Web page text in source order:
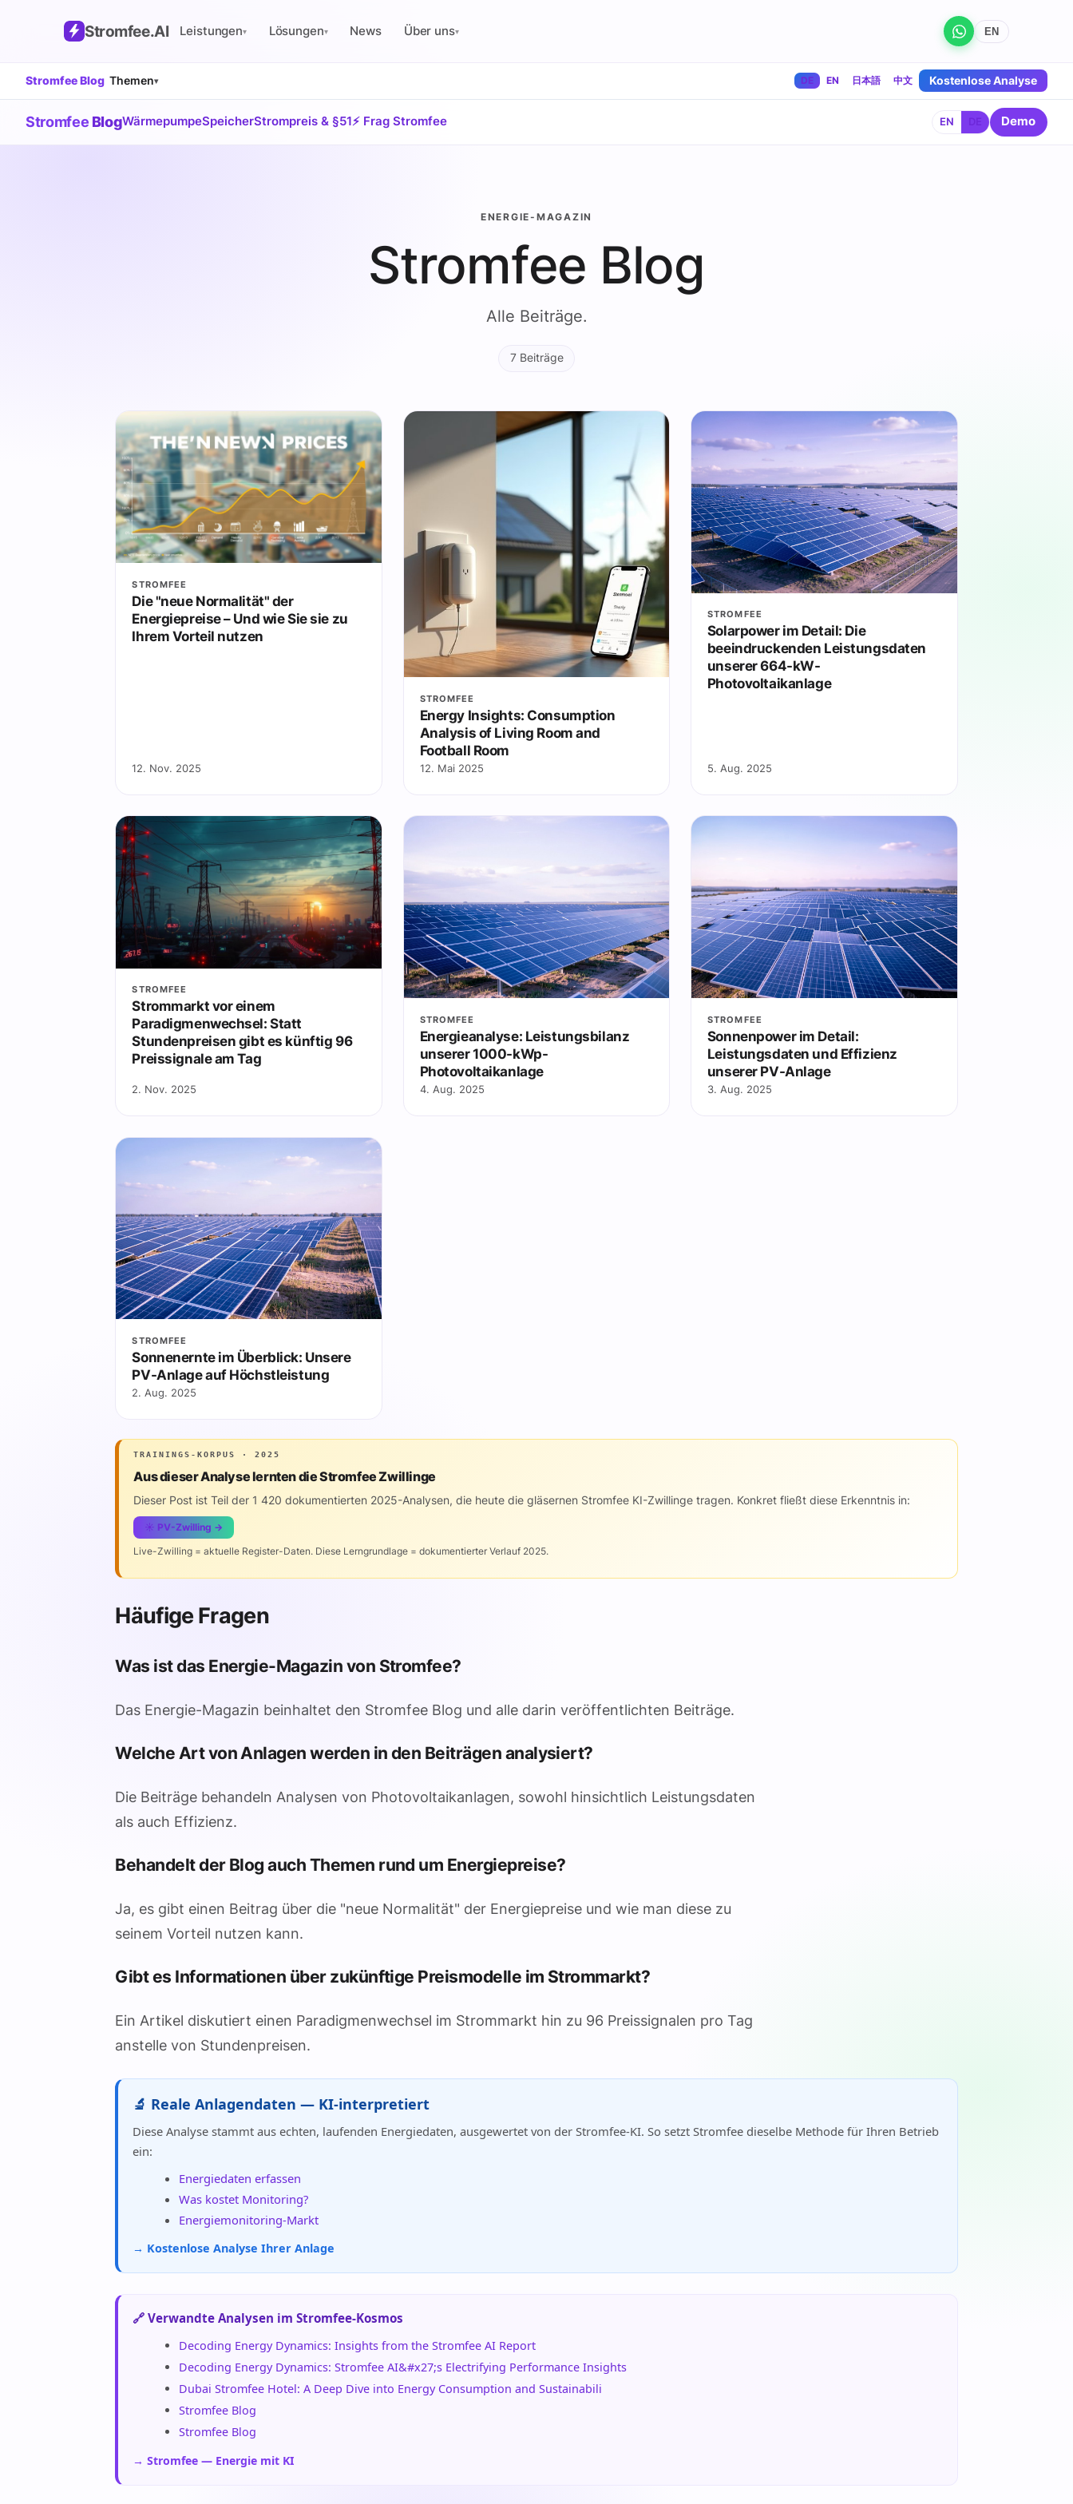
Stromfee.AI Leistungen▾ Lösungen▾ News Über uns▾ EN
Stromfee Blog Themen▾ DE EN 日本語 中文 Kostenlose Analyse
Stromfee BlogWärmepumpeSpeicherStrompreis & §51⚡ Frag Stromfee EN Demo
ENERGIE-MAGAZIN
Stromfee Blog
Alle Beiträge.
7 Beiträge
STROMFEE
Die "neue Normalität" der
Energiepreise – Und wie Sie sie zu
Ihrem Vorteil nutzen
12. Nov. 2025
STROMFEE
Energy Insights: Consumption
Analysis of Living Room and
Football Room
12. Mai 2025
STROMFEE
Solarpower im Detail: Die
beeindruckenden Leistungsdaten
unserer 664-kW-
Photovoltaikanlage
5. Aug. 2025
STROMFEE
Strommarkt vor einem
Paradigmenwechsel: Statt
Stundenpreisen gibt es künftig 96
Preissignale am Tag
2. Nov. 2025
STROMFEE
Energieanalyse: Leistungsbilanz
unserer 1000-kWp-
Photovoltaikanlage
4. Aug. 2025
STROMFEE
Sonnenpower im Detail:
Leistungsdaten und Effizienz
unserer PV-Anlage
3. Aug. 2025
STROMFEE
Sonnenernte im Überblick: Unsere
PV-Anlage auf Höchstleistung
2. Aug. 2025
TRAININGS-KORPUS · 2025
Aus dieser Analyse lernten die Stromfee Zwillinge
Dieser Post ist Teil der 1 420 dokumentierten 2025-Analysen, die heute die gläsernen Stromfee KI-Zwillinge tragen. Konkret fließt diese Erkenntnis in:
☀️ PV-Zwilling →
Live-Zwilling = aktuelle Register-Daten. Diese Lerngrundlage = dokumentierter Verlauf 2025.
Häufige Fragen
Was ist das Energie-Magazin von Stromfee?
Das Energie-Magazin beinhaltet den Stromfee Blog und alle darin veröffentlichten Beiträge.
Welche Art von Anlagen werden in den Beiträgen analysiert?
Die Beiträge behandeln Analysen von Photovoltaikanlagen, sowohl hinsichtlich Leistungsdaten
als auch Effizienz.
Behandelt der Blog auch Themen rund um Energiepreise?
Ja, es gibt einen Beitrag über die "neue Normalität" der Energiepreise und wie man diese zu
seinem Vorteil nutzen kann.
Gibt es Informationen über zukünftige Preismodelle im Strommarkt?
Ein Artikel diskutiert einen Paradigmenwechsel im Strommarkt hin zu 96 Preissignalen pro Tag
anstelle von Stundenpreisen.
🔬 Reale Anlagendaten — KI-interpretiert
Diese Analyse stammt aus echten, laufenden Energiedaten, ausgewertet von der Stromfee-KI. So setzt Stromfee dieselbe Methode für Ihren Betrieb
ein:
Energiedaten erfassen
Was kostet Monitoring?
Energiemonitoring-Markt
→ Kostenlose Analyse Ihrer Anlage
🔗 Verwandte Analysen im Stromfee-Kosmos
Decoding Energy Dynamics: Insights from the Stromfee AI Report
Decoding Energy Dynamics: Stromfee AI&#x27;s Electrifying Performance Insights
Dubai Stromfee Hotel: A Deep Dive into Energy Consumption and Sustainabili
Stromfee Blog
Stromfee Blog
→ Stromfee — Energie mit KI